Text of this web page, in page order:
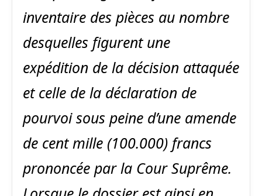
inventaire des pièces au nombre
desquelles figurent une
expédition de la décision attaquée
et celle de la déclaration de
pourvoi sous peine d’une amende
de cent mille (100.000) francs
prononcée par la Cour Suprême.